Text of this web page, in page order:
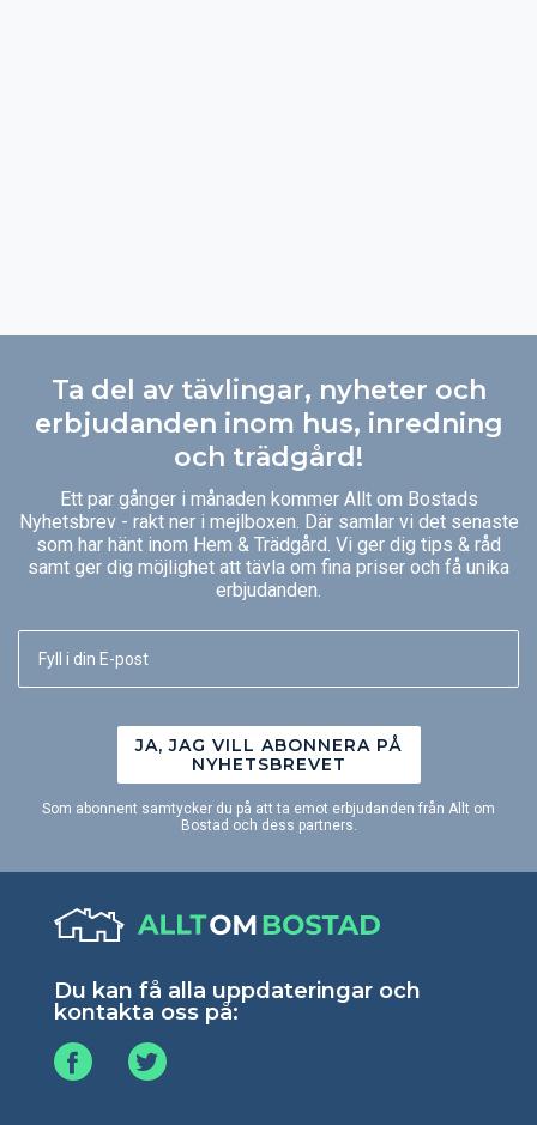
Ta del av tävlingar, nyheter och
erbjudanden inom hus, inredning
och trädgård!
Ett par gånger i månaden kommer Allt om Bostads
Nyhetsbrev - rakt ner i mejlboxen. Där samlar vi det senaste
som har hänt inom Hem & Trädgård. Vi ger dig tips & råd
samt ger dig möjlighet att tävla om fina priser och få unika
erbjudanden.
JA, JAG VILL ABONNERA PÅ
NYHETSBREVET
Som abonnent samtycker du på att ta emot erbjudanden från Allt om
Bostad och dess partners.
Du kan få alla uppdateringar och
kontakta oss på: